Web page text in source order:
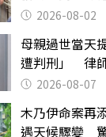
2026-08-02
母親過世當天
遭判刑」 律
2026-08-07
木乃伊命案再
遇天候驟變